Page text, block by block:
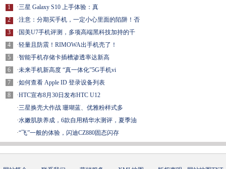
1
2
3
4
5
6
7
8
·三星 Galaxy S10 上手体验：真
·注意：分期买手机，一定小心里面的陷阱！否
· 国美U7手机评测，多项高端黑科技加持的千
·轻量且防震！RIMOWA出手机壳了！
·智能手机存储卡插槽渗透率达新高
·未来手机新高度 “真一体化”5G手机vi
·如何查看 Apple ID 登录设备列表
·HTC宣布8月30日发布HTC U12
·三星换壳大作战 珊瑚蓝、优雅粉样式多
·水嫩肌肤养成，6款自用精华水测评，夏季油
·“飞”一般的体验，闪迪CZ880固态闪存